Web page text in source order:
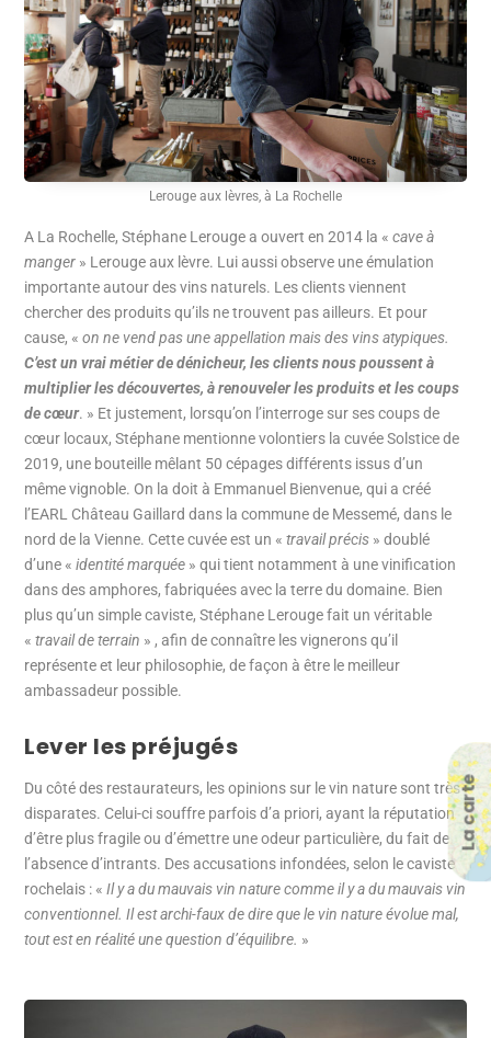
La carte
Lerouge aux lèvres, à La Rochelle
A La Rochelle, Stéphane Lerouge a ouvert en 2014 la «cave à
manger » Lerouge aux lèvre. Lui aussi observe une émulation
importante autour des vins naturels. Les clients viennent
chercher des produits qu’ils ne trouvent pas ailleurs. Et pour
cause, «on ne vend pas une appellation mais des vins atypiques.
C’est un vrai métier de dénicheur, les clients nous poussent à
multiplier les découvertes, à renouveler les produits et les coups
de cœur. » Et justement, lorsqu’on l’interroge sur ses coups de
cœur locaux, Stéphane mentionne volontiers la cuvée Solstice de
2019, une bouteille mêlant 50 cépages différents issus d’un
même vignoble. On la doit à Emmanuel Bienvenue, qui a créé
l’EARL Château Gaillard dans la commune de Messemé, dans le
nord de la Vienne. Cette cuvée est un «travail précis » doublé
d’une «identité marquée » qui tient notamment à une vinification
dans des amphores, fabriquées avec la terre du domaine. Bien
plus qu’un simple caviste, Stéphane Lerouge fait un véritable
«travail de terrain » , afin de connaître les vignerons qu’il
représente et leur philosophie, de façon à être le meilleur
ambassadeur possible.
Lever les préjugés
Du côté des restaurateurs, les opinions sur le vin nature sont très
disparates. Celui-ci souffre parfois d’a priori, ayant la réputation
d’être plus fragile ou d’émettre une odeur particulière, du fait de
l’absence d’intrants. Des accusations infondées, selon le caviste
rochelais : «Il y a du mauvais vin nature comme il y a du mauvais vin
conventionnel. Il est archi-faux de dire que le vin nature évolue mal,
tout est en réalité une question d’équilibre. »